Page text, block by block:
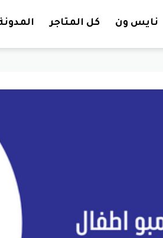
نايس ون كل المتاجر